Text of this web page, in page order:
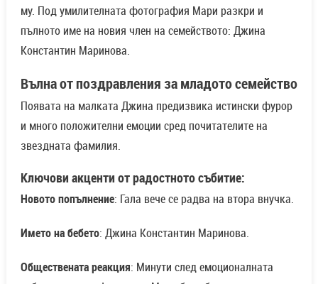
му. Под умилителната фотография Мари разкри и
пълното име на новия член на семейството: Джина
Константин Маринова.
Вълна от поздравления за младото семейство
Появата на малката Джина предизвика истински фурор
и много положителни емоции сред почитателите на
звездната фамилия.
Ключови акценти от радостното събитие:
Новото попълнение: Гала вече се радва на втора внучка.
Името на бебето: Джина Константин Маринова.
Обществената реакция: Минути след емоционалната